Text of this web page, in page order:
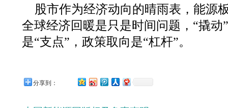
股市作为经济动向的晴雨表，能源
全球经济回暖是只是时间问题，“撬
是“支点”，政策取向是“杠杆”。
分享到：